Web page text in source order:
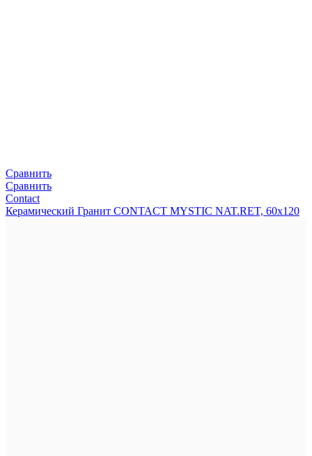
Сравнить
Сравнить
Contact
Керамический Гранит CONTACT MYSTIC NAT.RET, 60x120